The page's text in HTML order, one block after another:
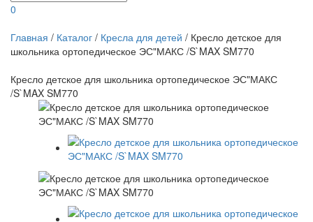
0
Главная / Каталог / Кресла для детей / Кресло детское для
школьника ортопедическое ЭС"МАКС /S`MAX SM770
Кресло детское для школьника ортопедическое ЭС"МАКС
/S`MAX SM770